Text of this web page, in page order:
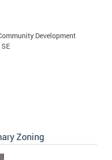
Development
Zoning